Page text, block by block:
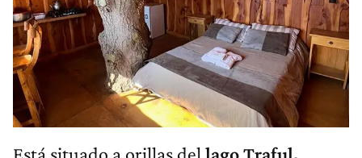
Está situado a orillas del lago Traful,